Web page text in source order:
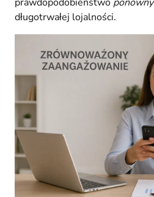
długotrwałej lojalności.